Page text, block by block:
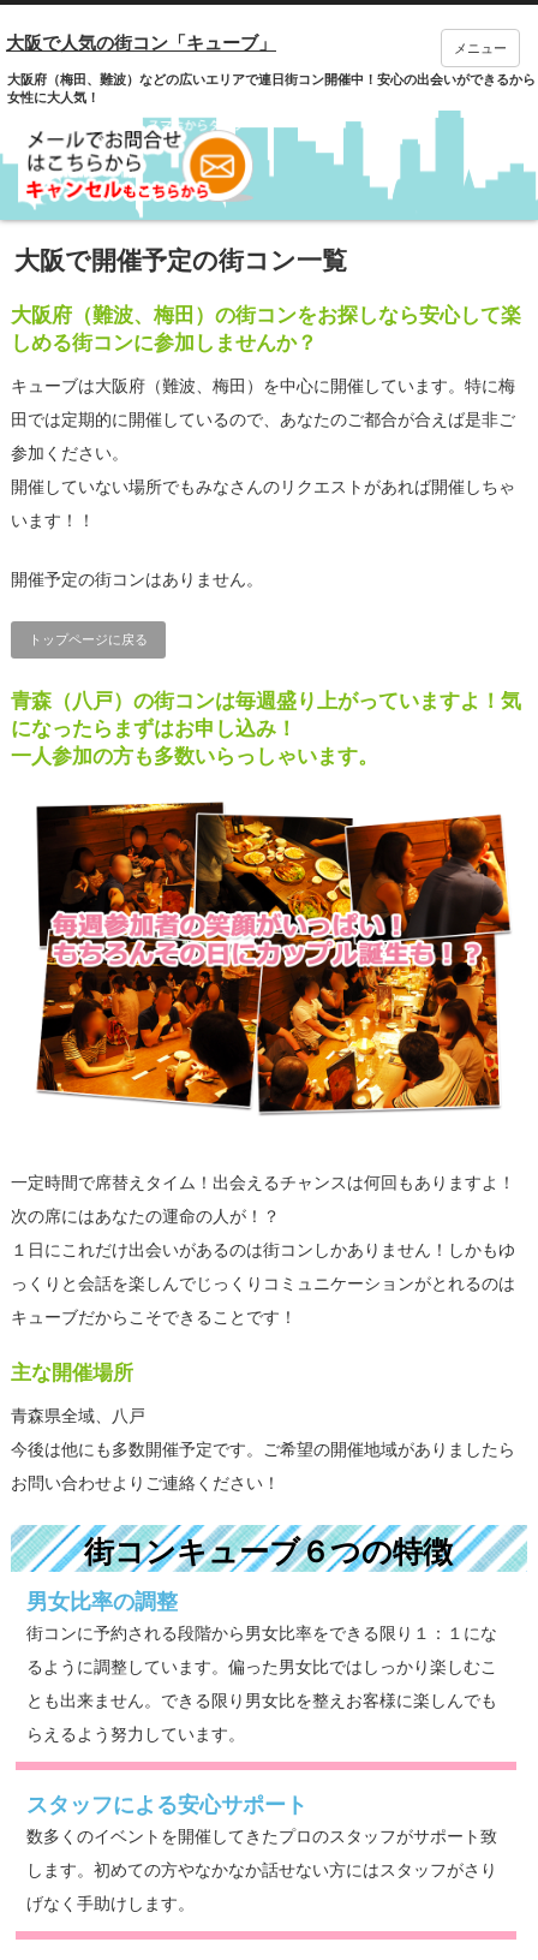
大阪で人気の街コン「キューブ」
大阪府（梅田、難波）などの広いエリアで連日街コン開催中！安心の出会いができるから
女性に大人気！
メニュー
大阪で開催予定の街コン一覧
大阪府（難波、梅田）の街コンをお探しなら安心して楽
しめる街コンに参加しませんか？
キューブは大阪府（難波、梅田）を中心に開催しています。特に梅
田では定期的に開催しているので、あなたのご都合が合えば是非ご
参加ください。
開催していない場所でもみなさんのリクエストがあれば開催しちゃ
います！！
開催予定の街コンはありません。
トップページに戻る
青森（八戸）の街コンは毎週盛り上がっていますよ！気
になったらまずはお申し込み！
一人参加の方も多数いらっしゃいます。
一定時間で席替えタイム！出会えるチャンスは何回もありますよ！
次の席にはあなたの運命の人が！？
１日にこれだけ出会いがあるのは街コンしかありません！しかもゆ
っくりと会話を楽しんでじっくりコミュニケーションがとれるのは
キューブだからこそできることです！
主な開催場所
青森県全域、八戸
今後は他にも多数開催予定です。ご希望の開催地域がありましたら
お問い合わせよりご連絡ください！
街コンキューブ６つの特徴
男女比率の調整
街コンに予約される段階から男女比率をできる限り１：１にな
るように調整しています。偏った男女比ではしっかり楽しむこ
とも出来ません。できる限り男女比を整えお客様に楽しんでも
らえるよう努力しています。
スタッフによる安心サポート
数多くのイベントを開催してきたプロのスタッフがサポート致
します。初めての方やなかなか話せない方にはスタッフがさり
げなく手助けします。